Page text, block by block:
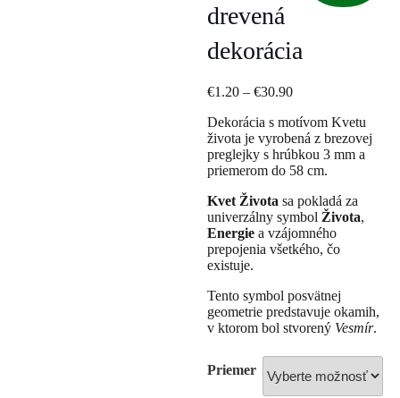
drevená
dekorácia
€1.20 –€30.90
Dekorácia s motívom Kvetu
života je vyrobená z brezovej
preglejky s hrúbkou 3 mm a
priemerom do 58 cm.
Kvet Života sa pokladá za
univerzálny symbolŽivota,
Energie a vzájomného
prepojenia všetkého, čo
existuje.
Tento symbol posvätnej
geometrie predstavuje okamih,
v ktorom bol stvorený Vesmír.
Priemer